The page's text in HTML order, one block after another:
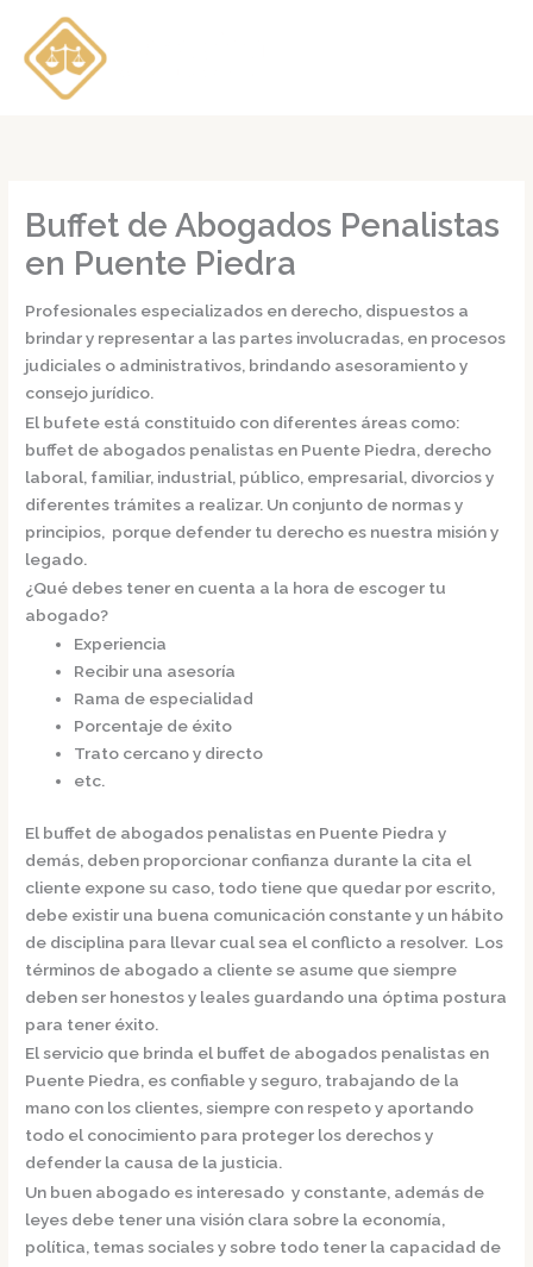
contenido
Buffet de Abogados Penalistas
en Puente Piedra
Profesionales especializados en derecho, dispuestos a
brindar y representar a las partes involucradas, en procesos
judiciales o administrativos, brindando asesoramiento y
consejo jurídico.
El bufete está constituido con diferentes áreas como:
buffet de abogados penalistas en Puente Piedra, derecho
laboral, familiar, industrial, público, empresarial, divorcios y
diferentes trámites a realizar. Un conjunto de normas y
principios, porque defender tu derecho es nuestra misión y
legado.
¿Qué debes tener en cuenta a la hora de escoger tu
abogado?
Experiencia
Recibir una asesoría
Rama de especialidad
Porcentaje de éxito
Trato cercano y directo
etc.
El buffet de abogados penalistas en Puente Piedray
demás, deben proporcionar confianza durante la cita el
cliente expone su caso, todo tiene que quedar por escrito,
debe existir una buena comunicación constante y un hábito
de disciplina para llevar cual sea el conflicto a resolver. Los
términos de abogado a cliente se asume que siempre
deben ser honestos y leales guardando una óptima postura
para tener éxito.
El servicio que brinda el buffet de abogados penalistas en
Puente Piedra, es confiable y seguro, trabajando de la
mano con los clientes, siempre con respeto y aportando
todo el conocimiento para proteger los derechos y
defender la causa de la justicia.
Un buen abogado es interesado y constante, además de
leyes debe tener una visión clara sobre la economía,
política, temas sociales y sobre todo tener la capacidad de